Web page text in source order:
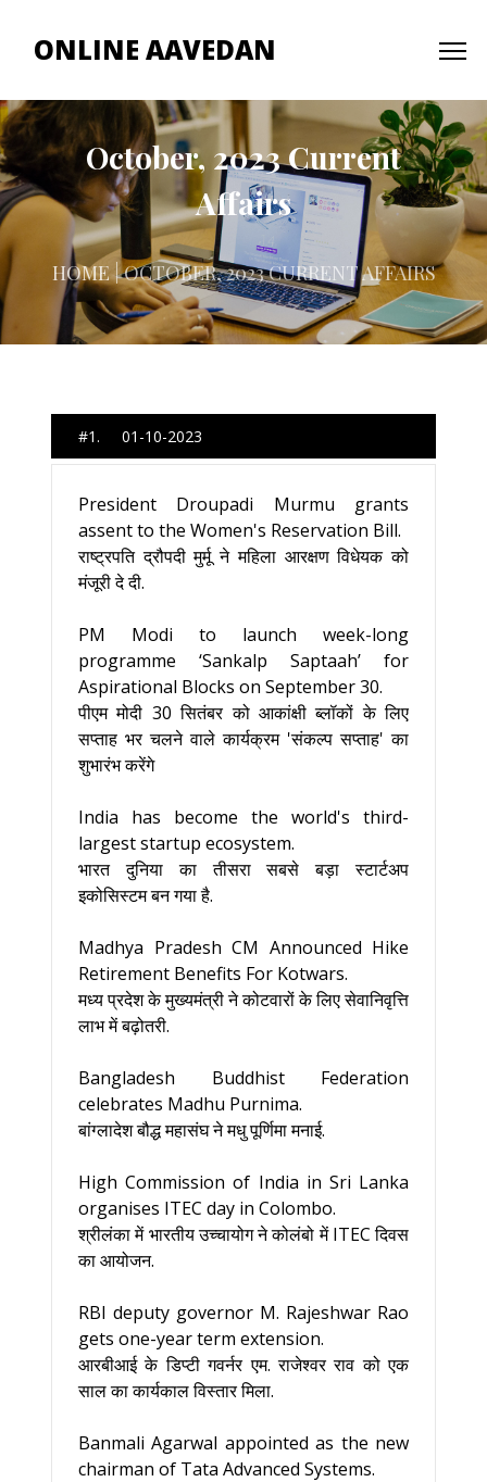
ONLINE AAVEDAN
October, 2023 Current
Affairs
HOME| OCTOBER, 2023 CURRENT AFFAIRS
#1. 01-10-2023
President Droupadi Murmu grants
assent to the Women's Reservation Bill.
राष्ट्रपति द्रौपदी मुर्मू ने महिला आरक्षण विधेयक को
मंजूरी दे दी.
PM Modi to launch week-long
programme ‘Sankalp Saptaah’ for
Aspirational Blocks on September 30.
पीएम मोदी 30 सितंबर को आकांक्षी ब्लॉकों के लिए
सप्ताह भर चलने वाले कार्यक्रम 'संकल्प सप्ताह' का
शुभारंभ करेंगे
India has become the world's third-
largest startup ecosystem.
भारत दुनिया का तीसरा सबसे बड़ा स्टार्टअप
इकोसिस्टम बन गया है.
Madhya Pradesh CM Announced Hike
Retirement Benefits For Kotwars.
मध्य प्रदेश के मुख्यमंत्री ने कोटवारों के लिए सेवानिवृत्ति
लाभ में बढ़ोतरी.
Bangladesh Buddhist Federation
celebrates Madhu Purnima.
बांग्लादेश बौद्ध महासंघ ने मधु पूर्णिमा मनाई.
High Commission of India in Sri Lanka
organises ITEC day in Colombo.
श्रीलंका में भारतीय उच्चायोग ने कोलंबो में ITEC दिवस
का आयोजन.
RBI deputy governor M. Rajeshwar Rao
gets one-year term extension.
आरबीआई के डिप्टी गवर्नर एम. राजेश्वर राव को एक
साल का कार्यकाल विस्तार मिला.
Banmali Agarwal appointed as the new
chairman of Tata Advanced Systems.